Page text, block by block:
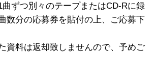
ずつ別々のテープまたはCD-Rに録
数分の応募券を貼付の上、ご応募下
資料は返却致しませんので、予めご